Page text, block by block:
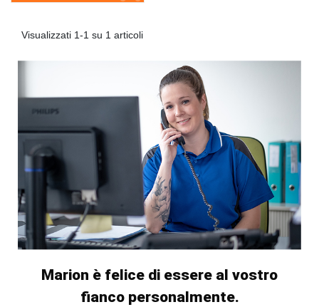
Visualizzati 1-1 su 1 articoli
Marion è felice di essere al vostro
fianco personalmente.